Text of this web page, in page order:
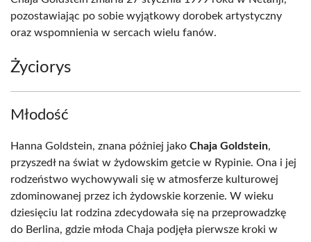
pozostawiając po sobie wyjątkowy dorobek artystyczny
oraz wspomnienia w sercach wielu fanów.
Życiorys
Młodość
Hanna Goldstein, znana później jako Chaja Goldstein,
przyszedł na świat w żydowskim getcie w Rypinie. Ona i jej
rodzeństwo wychowywali się w atmosferze kulturowej
zdominowanej przez ich żydowskie korzenie. W wieku
dziesięciu lat rodzina zdecydowała się na przeprowadzkę
do Berlina, gdzie młoda Chaja podjęła pierwsze kroki w